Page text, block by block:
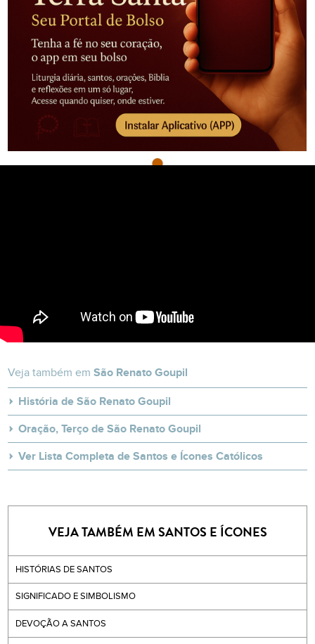
Veja também emSão Renato Goupil
História de São Renato Goupil
Oração, Terço de São Renato Goupil
Ver Lista Completa de Santos e Ícones Católicos
VEJA TAMBÉM EM SANTOS E ÍCONES
HISTÓRIAS DE SANTOS
SIGNIFICADO E SIMBOLISMO
DEVOÇÃO A SANTOS